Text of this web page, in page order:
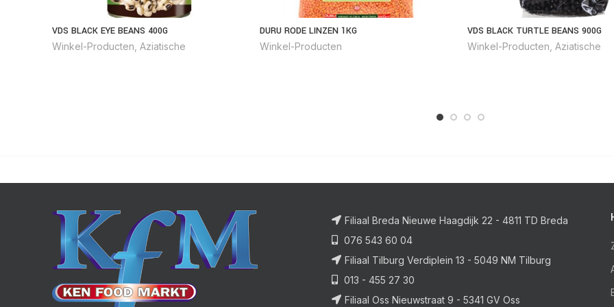
VDS BLACK EYE BEANS 400G
Winkel-Producten Aziatische
DURU RODE LINZEN 1KG
Winkel-Producten
VDS BLACK TURTLE BEANS 900G
Winkel-Producten Aziatische
Filiaal Breda Nieuwe Haagdijk 22 - 4811 TD Breda
076 543 60 04
Filiaal Tilburg Verdiplein 13 - 5049 NM Tilburg
013 - 455 27 30
Filiaal Oss Nieuwstraat 9 - 5341 GV Oss